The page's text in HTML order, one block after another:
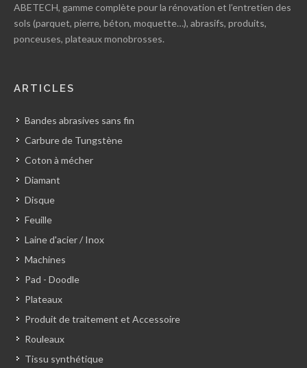
ABETECH, gamme complète pour la rénovation et l’entretien des
sols (parquet, pierre, béton, moquette…), abrasifs, produits,
ponceuses, plateaux monobrosses.
ARTICLES
Bandes abrasives sans fin
Carbure de Tungstène
Coton à mécher
Diamant
Disque
Feuille
Laine d'acier / Inox
Machines
Pad - Doodle
Plateaux
Produit de traitement et Accessoire
Rouleaux
Tissu synthétique